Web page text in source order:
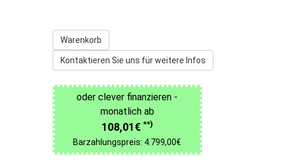
Warenkorb
Kontaktieren Sie uns für weitere Infos
oder clever finanzieren -
monatlich ab
108,01€ **)
Barzahlungspreis: 4.799,00€